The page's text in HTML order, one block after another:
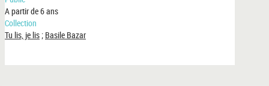
A partir de 6 ans
Collection
Tu lis, je lis ; Basile Bazar